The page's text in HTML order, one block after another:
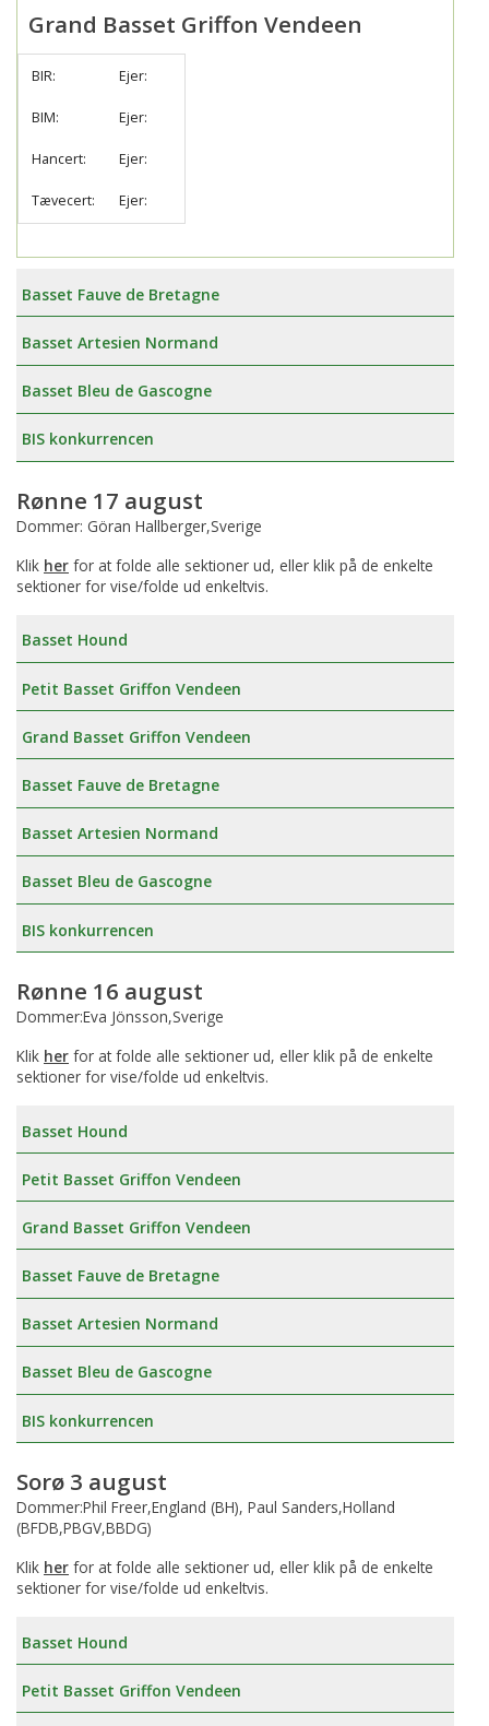
Grand Basset Griffon Vendeen
BIR: Ejer:
BIM: Ejer:
Hancert: Ejer:
Tævecert: Ejer:
Basset Fauve de Bretagne
Basset Artesien Normand
Basset Bleu de Gascogne
BIS konkurrencen
Rønne 17 august
Dommer: Göran Hallberger,Sverige
Klik her for at folde alle sektioner ud, eller klik på de enkelte
sektioner for vise/folde ud enkeltvis.
Basset Hound
Petit Basset Griffon Vendeen
Grand Basset Griffon Vendeen
Basset Fauve de Bretagne
Basset Artesien Normand
Basset Bleu de Gascogne
BIS konkurrencen
Rønne 16 august
Dommer:Eva Jönsson,Sverige
Klik her for at folde alle sektioner ud, eller klik på de enkelte
sektioner for vise/folde ud enkeltvis.
Basset Hound
Petit Basset Griffon Vendeen
Grand Basset Griffon Vendeen
Basset Fauve de Bretagne
Basset Artesien Normand
Basset Bleu de Gascogne
BIS konkurrencen
Sorø 3 august
Dommer:Phil Freer,England (BH), Paul Sanders,Holland
(BFDB,PBGV,BBDG)
Klik her for at folde alle sektioner ud, eller klik på de enkelte
sektioner for vise/folde ud enkeltvis.
Basset Hound
Petit Basset Griffon Vendeen